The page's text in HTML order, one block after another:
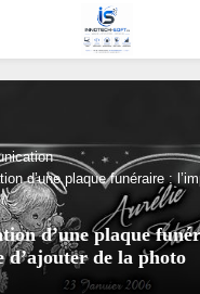
d’une plaque funéraire :
d’une plaque
d’ajouter de la photo